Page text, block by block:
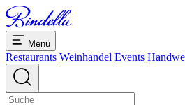
Menü
Restaurants Weinhandel Events